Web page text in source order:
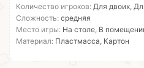
Количество игроков: Для двоих,
Сложность: средняя
Место игры: На столе, В
Материал: Пластмасса, Картон